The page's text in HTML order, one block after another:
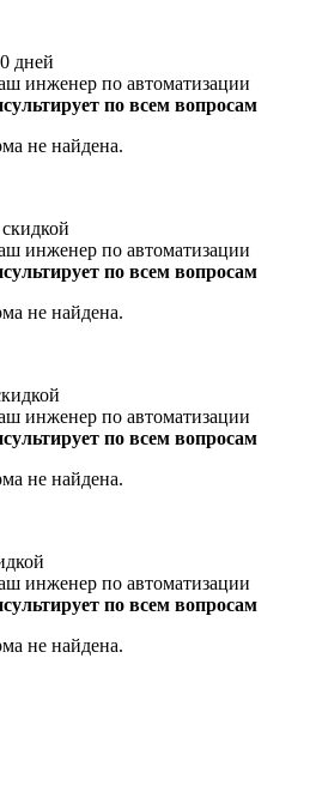
дней
инженер по автоматизации
по всем вопросам
не найдена.
инженер по автоматизации
по всем вопросам
не найдена.
инженер по автоматизации
по всем вопросам
не найдена.
инженер по автоматизации
по всем вопросам
не найдена.